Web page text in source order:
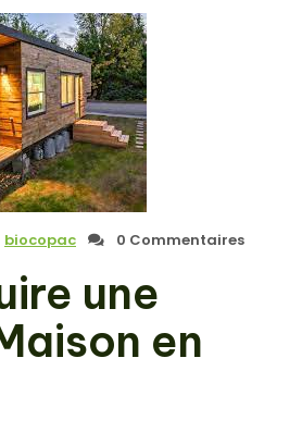
biocopac 0 Commentaires
une
en